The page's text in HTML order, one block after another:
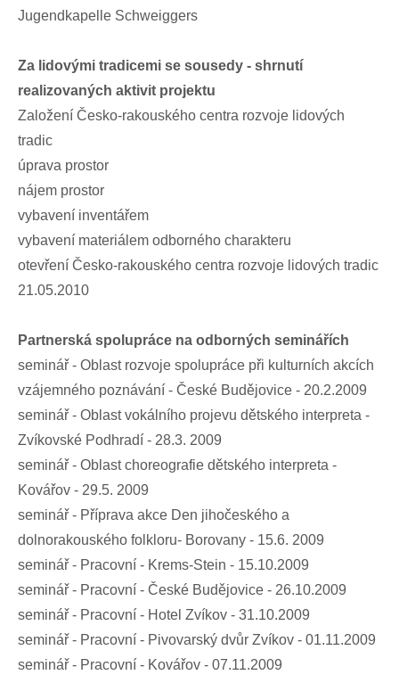
Jugendkapelle Schweiggers
Za lidovými tradicemi se sousedy - shrnutí
realizovaných aktivit projektu
Založení Česko-rakouského centra rozvoje lidových
tradic
úprava prostor
nájem prostor
vybavení inventářem
vybavení materiálem odborného charakteru
otevření Česko-rakouského centra rozvoje lidových tradic
21.05.2010
Partnerská spolupráce na odborných seminářích
seminář - Oblast rozvoje spolupráce při kulturních akcích
vzájemného poznávání - České Budějovice - 20.2.2009
seminář - Oblast vokálního projevu dětského interpreta -
Zvíkovské Podhradí - 28.3. 2009
seminář - Oblast choreografie dětského interpreta -
Kovářov - 29.5. 2009
seminář - Příprava akce Den jihočeského a
dolnorakouského folkloru- Borovany - 15.6. 2009
seminář - Pracovní - Krems-Stein - 15.10.2009
seminář - Pracovní - České Budějovice - 26.10.2009
seminář - Pracovní - Hotel Zvíkov - 31.10.2009
seminář - Pracovní - Pivovarský dvůr Zvíkov - 01.11.2009
seminář - Pracovní - Kovářov - 07.11.2009